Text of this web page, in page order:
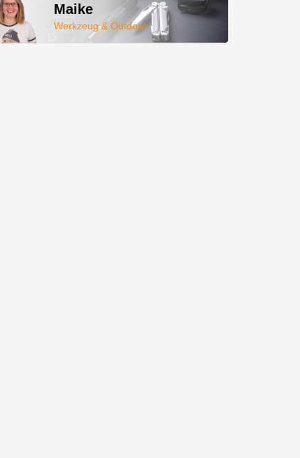
Maike
Werkzeug & Outdoor